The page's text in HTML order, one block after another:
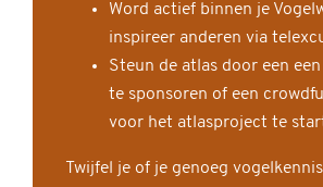
Word actief binnen je
inspireer anderen via
Steun de atlas door een
te sponsoren of een
voor het atlasproject te
Twijfel je of je genoeg